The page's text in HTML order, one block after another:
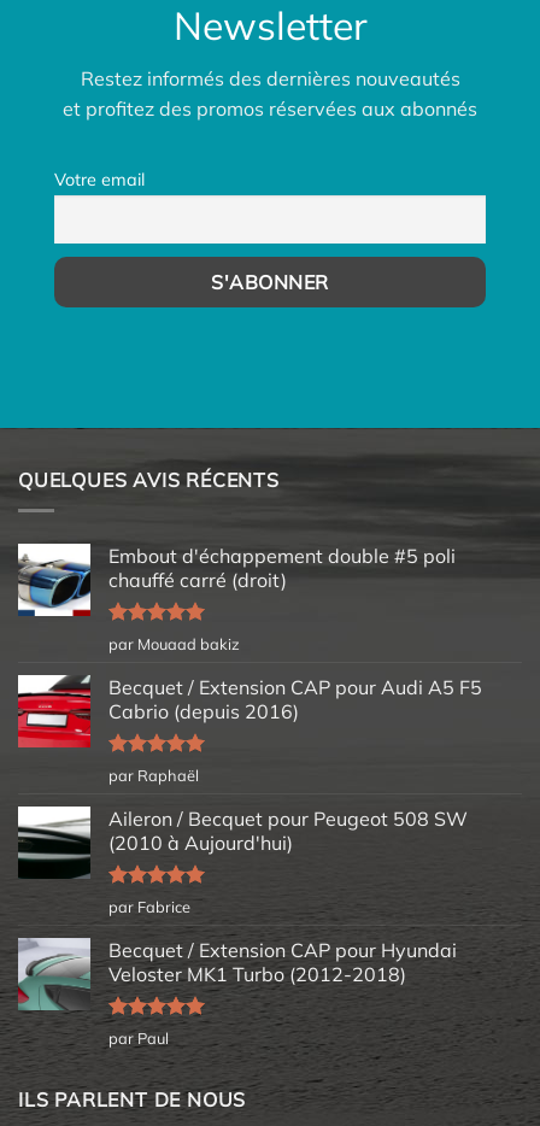
Newsletter
Restez informés des dernières nouveautés
et profitez des promos réservées aux abonnés
Votre email
QUELQUES AVIS RÉCENTS
Embout d'échappement double #5 poli
chauffé carré (droit)
Note5sur
5
par Mouaad bakiz
Becquet / Extension CAP pour Audi A5 F5
Cabrio (depuis 2016)
Note5sur
5
par Raphaël
Aileron / Becquet pour Peugeot 508 SW
(2010 à Aujourd'hui)
Note5sur
5
par Fabrice
Becquet / Extension CAP pour Hyundai
Veloster MK1 Turbo (2012-2018)
Note5sur
5
par Paul
ILS PARLENT DE NOUS